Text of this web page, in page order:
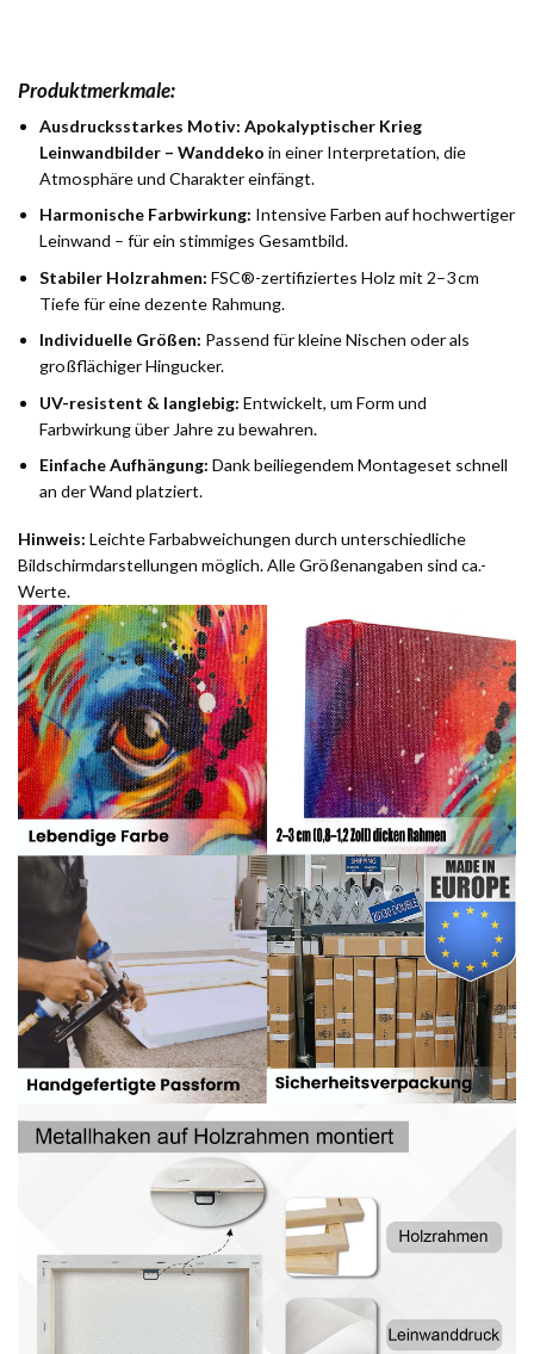
Produktmerkmale:
Ausdrucksstarkes Motiv: Apokalyptischer Krieg
Leinwandbilder – Wanddeko in einer Interpretation, die
Atmosphäre und Charakter einfängt.
Harmonische Farbwirkung: Intensive Farben auf hochwertiger
Leinwand – für ein stimmiges Gesamtbild.
Stabiler Holzrahmen: FSC®-zertifiziertes Holz mit 2–3 cm
Tiefe für eine dezente Rahmung.
Individuelle Größen: Passend für kleine Nischen oder als
großflächiger Hingucker.
UV-resistent & langlebig: Entwickelt, um Form und
Farbwirkung über Jahre zu bewahren.
Einfache Aufhängung: Dank beiliegendem Montageset schnell
an der Wand platziert.
Hinweis: Leichte Farbabweichungen durch unterschiedliche
Bildschirmdarstellungen möglich. Alle Größenangaben sind ca.-
Werte.